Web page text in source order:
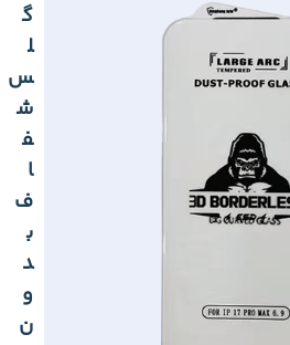
گ
ل
س
ش
ف
ا
ف
ب
د
و
ن